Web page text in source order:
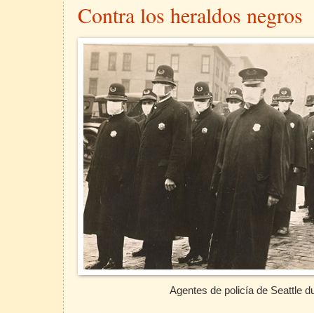
Contra los heraldos negros
Agentes de policía de Seattle